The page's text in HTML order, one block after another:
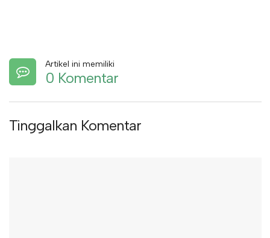
Artikel ini memiliki
0 Komentar
Tinggalkan Komentar